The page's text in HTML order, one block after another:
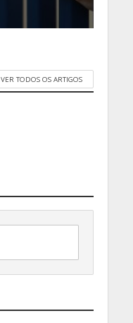
VER TODOS OS ARTIGOS